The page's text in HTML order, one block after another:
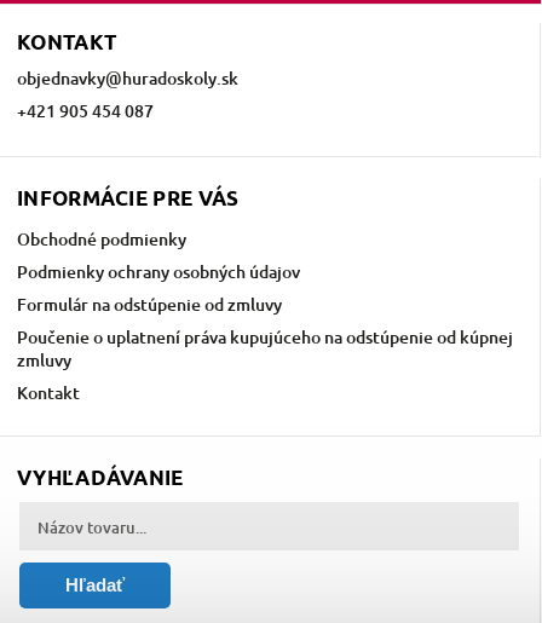
KONTAKT
objednavky@huradoskoly.sk
+421 905 454 087
INFORMÁCIE PRE VÁS
Obchodné podmienky
Podmienky ochrany osobných údajov
Formulár na odstúpenie od zmluvy
Poučenie o uplatnení práva kupujúceho na odstúpenie od kúpnej
zmluvy
Kontakt
VYHĽADÁVANIE
Hľadať